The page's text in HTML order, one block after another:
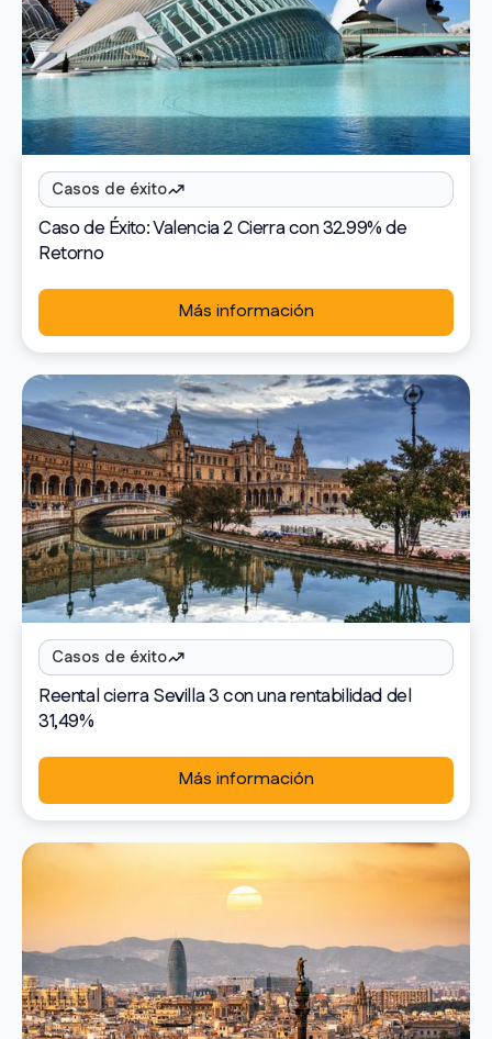
Casos de éxito
Caso de Éxito: Valencia 2 Cierra con 32.99% de
Retorno
Más información
Casos de éxito
Reental cierra Sevilla 3 con una rentabilidad del
31,49%
Más información